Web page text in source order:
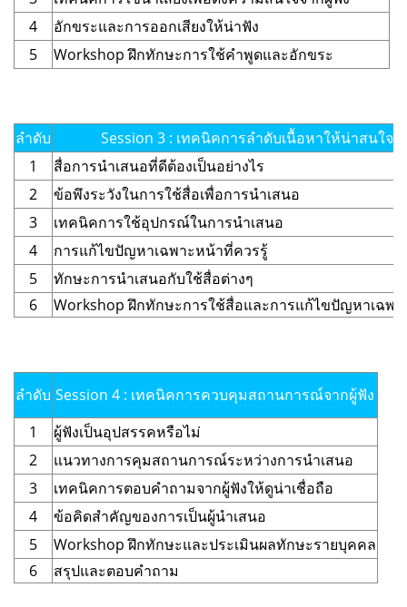
4
อักขระและการออกเสียงให้น่าฟัง
5
Workshop ฝึกทักษะการใช้คำพูดและอักขระ
ลำดับ
Session 3 : เทคนิคการลำดับเนื้อหาให้น่าสนใจ
1
สื่อการนำเสนอที่ดีต้องเป็นอย่างไร
2
ข้อพึงระวังในการใช้สื่อเพื่อการนำเสนอ
3
เทคนิคการใช้อุปกรณ์ในการนำเสนอ
4
การแก้ไขปัญหาเฉพาะหน้าที่ควรรู้
5
ทักษะการนำเสนอกับใช้สื่อต่างๆ
6
Workshop ฝึกทักษะการใช้สื่อและการแก้ไขปัญหาเฉพ
ลำดับ Session 4 : เทคนิคการควบคุมสถานการณ์จากผู้ฟัง
1
ผู้ฟังเป็นอุปสรรคหรือไม่
2
แนวทางการคุมสถานการณ์ระหว่างการนำเสนอ
3
เทคนิคการตอบคำถามจากผู้ฟังให้ดูน่าเชื่อถือ
4
ข้อคิดสำคัญของการเป็นผู้นำเสนอ
5
Workshop ฝึกทักษะและประเมินผลทักษะรายบุคคล
6
สรุปและตอบคำถาม